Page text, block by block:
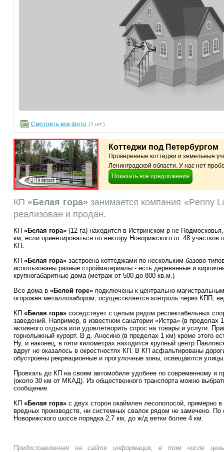
Смотреть все фото (1 шт.)
Коттеджи под Петербургом
Проверенные коттеджи и земельные
Ленинградской области. У нас нет
Показать все предложения
КП «Белая гора»занимается компания «Penny
реализован и продан.
КП «Белая гора» (12 га) находится в Истринском р-не
км, если ориентироваться по вектору Новорижского ш. 48
КП.
КП «Белая гора» застроена коттеджами по нескольким базово-
использованы разные стройматериалы - есть деревянные и
крупногабаритные дома (метраж от 500 до 800 кв.м.)
Все дома в «Белой горе» подключены к центрально-
огорожен металлозабором, осуществляется контроль через КПП,
КП «Белая гора» соседствует с целым рядом респектабельных
заведений. Например, в известном санатории «Истра» (в пределах
активного отдыха или удовлетворить спрос на товары и услуги.
горнолыжный курорт. В д. Аносино (в пределах 1 км) кроме этого
Ну, и наконец, в пяти километрах находится крупный центр
вдруг не оказалось в окрестностях КП. В КП асфальтированы
обустроены рекреационные и прогулочные зоны, освещаются
Проехать до КП на своем автомобиле удобнее по современному и
(около 30 км от МКАД). Из общественного транспорта можно
сообщение.
КП «Белая гора» с двух сторон окаймлен лесополосой, примерно
вредных производств, ни системных свалок рядом не замечено. По
Новорижского шоссе порядка 2,7 км, до ж/д ветки более 4 км.
Предоставленная на сайте информация, в том числе